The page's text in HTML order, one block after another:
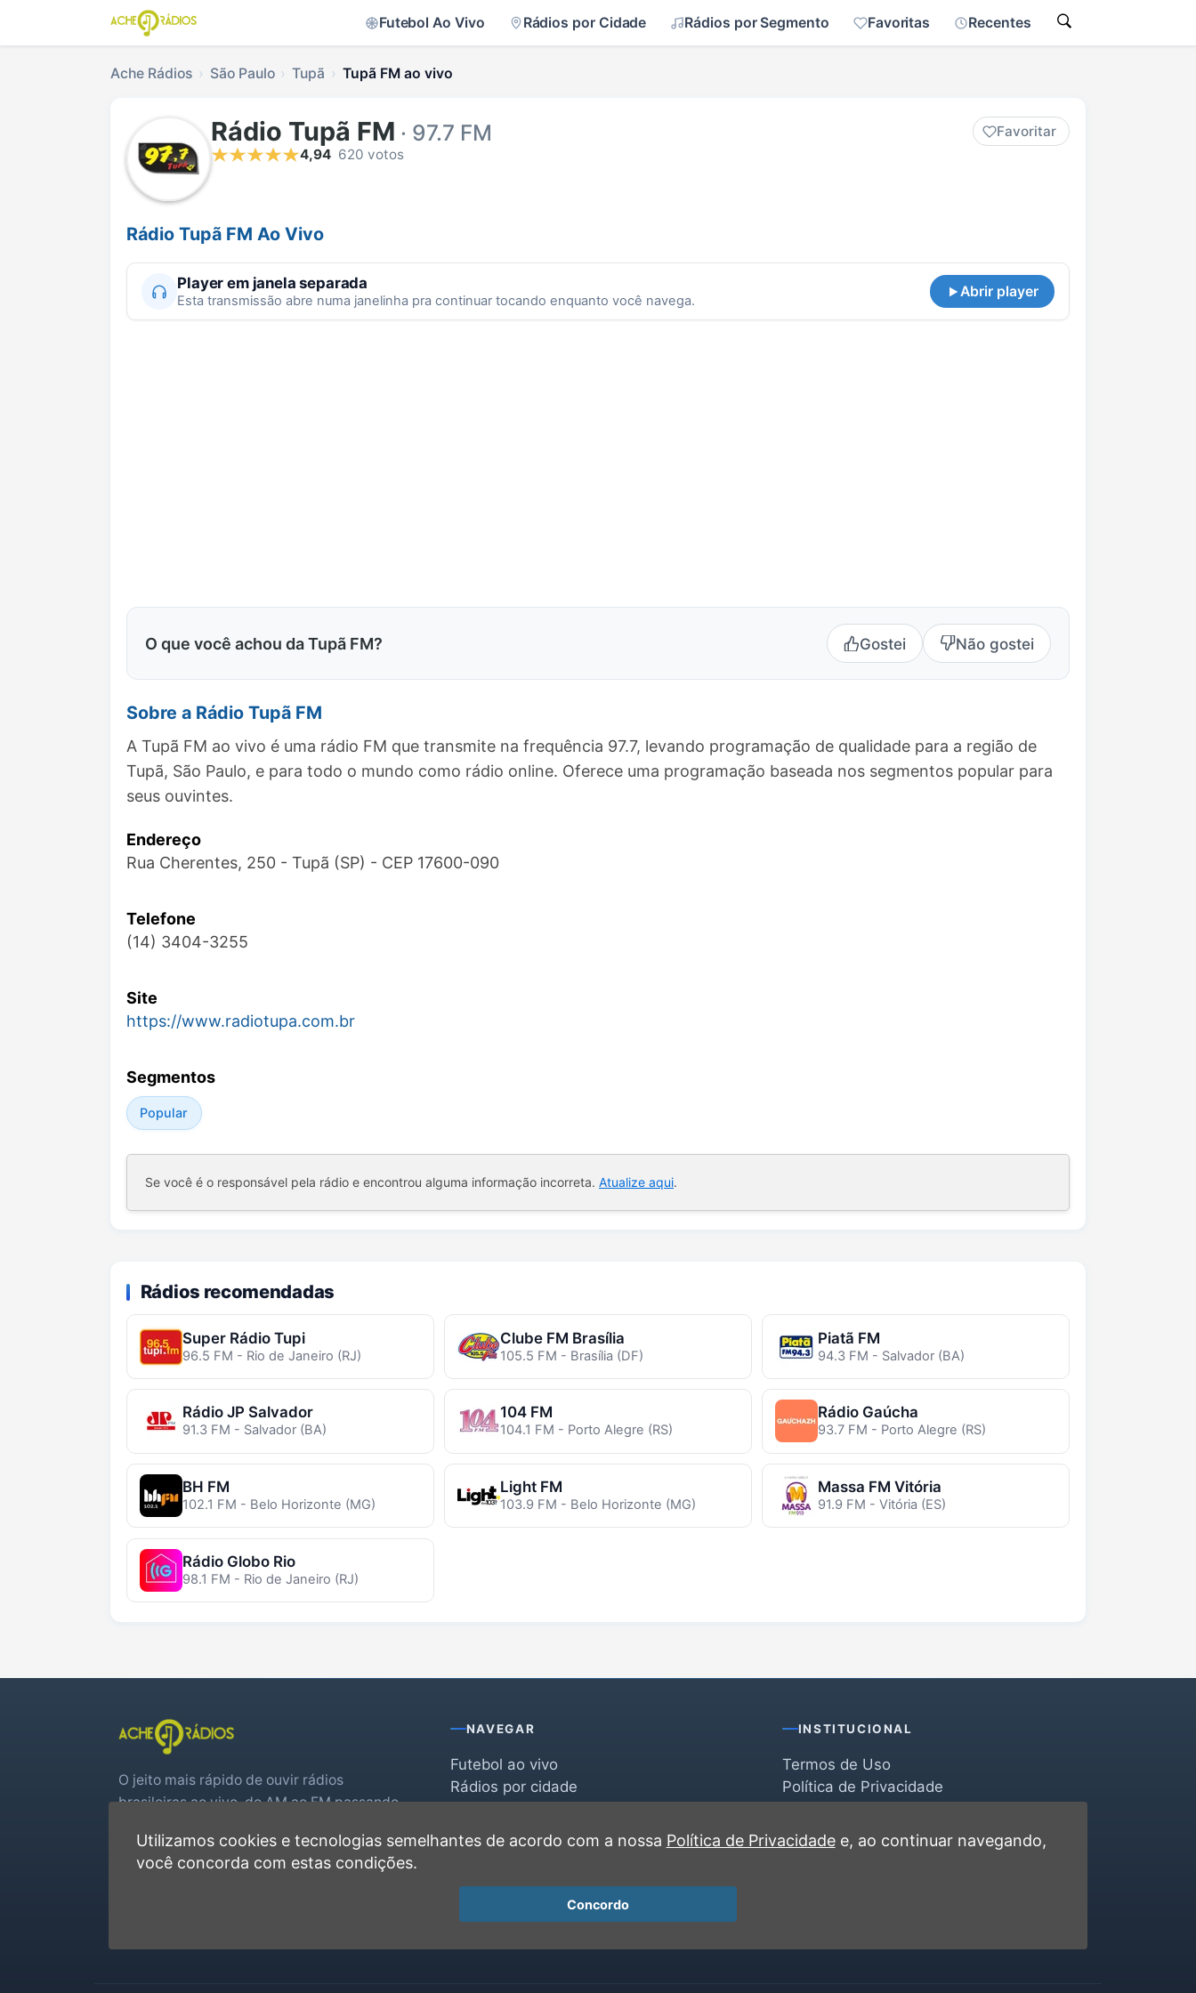
Futebol Ao Vivo Rádios por Cidade Rádios por Segmento Favoritas Recentes
Ache Rádios São Paulo Tupã Tupã FM ao vivo
Rádio Tupã FM · 97.7 FM
Favoritar
4,94 620 votos
Rádio Tupã FM Ao Vivo
Player em janela separada
Esta transmissão abre numa janelinha pra continuar tocando enquanto você navega.
Abrir player
O que você achou da Tupã FM? Gostei Não gostei
Sobre a Rádio Tupã FM
A Tupã FM ao vivo é uma rádio FM que transmite na frequência 97.7, levando programação de qualidade para a região de
Tupã, São Paulo, e para todo o mundo como rádio online. Oferece uma programação baseada nos segmentos popular para
seus ouvintes.
Endereço
Rua Cherentes, 250 - Tupã (SP) - CEP 17600-090
Telefone
(14) 3404-3255
Site
https://www.radiotupa.com.br
Segmentos
Popular
Se você é o responsável pela rádio e encontrou alguma informação incorreta. Atualize aqui.
Rádios recomendadas
Super Rádio Tupi
96.5 FM - Rio de Janeiro (RJ)
Clube FM Brasília
105.5 FM - Brasília (DF)
Piatã FM
94.3 FM - Salvador (BA)
Rádio JP Salvador
91.3 FM - Salvador (BA)
104 FM
104.1 FM - Porto Alegre (RS)
Rádio Gaúcha
93.7 FM - Porto Alegre (RS)
BH FM
102.1 FM - Belo Horizonte (MG)
Light FM
103.9 FM - Belo Horizonte (MG)
Massa FM Vitória
91.9 FM - Vitória (ES)
Rádio Globo Rio
98.1 FM - Rio de Janeiro (RJ)
O jeito mais rápido de ouvir rádios
brasileiras ao vivo, do AM ao FM passando
real.
NAVEGAR
Futebol ao vivo
Rádios por cidade
Favoritas
INSTITUCIONAL
Termos de Uso
Política de Privacidade
Contato
Utilizamos cookies e tecnologias semelhantes de acordo com a nossa Política de Privacidadee, ao continuar navegando,
você concorda com estas condições.
Concordo